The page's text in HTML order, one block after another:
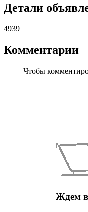
Детали
4939
Комментарии
Чтобы
Ждем